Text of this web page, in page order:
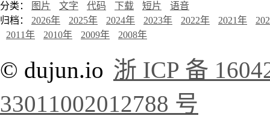
分类：
图片 文字 代码 下载 短片
语音
归档： 2026年 2025年 2024年 2023年 2022年 2021年
2011年
2010年 2009年 2008年
© dujun.io 浙 ICP 备
33011002012788 号